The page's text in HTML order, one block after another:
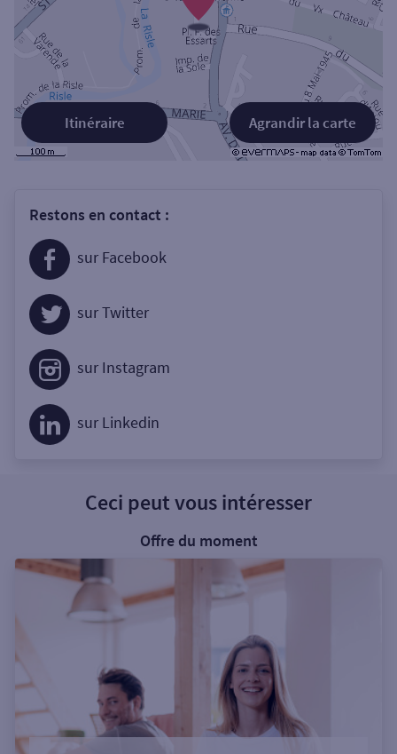
Agrandir la carte
Itinéraire
Restons en contact :
sur Facebook
sur Twitter
sur Instagram
sur Linkedin
Ceci peut vous intéresser
Offre du moment